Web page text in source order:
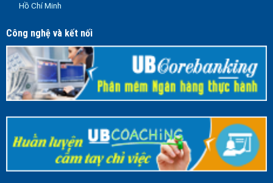
Hồ Chí Minh
Công nghệ và kết nối